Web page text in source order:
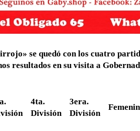
se quedó con los cuatro
resultados en su visita a
4ta.
División
3era.
División